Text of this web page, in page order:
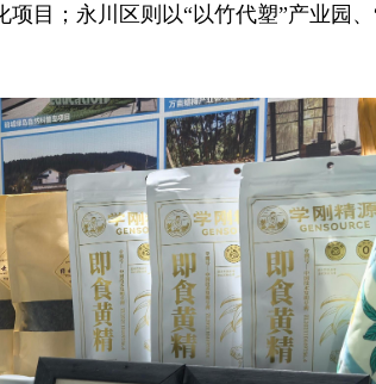
目；永川区则以“以竹代塑”产业园